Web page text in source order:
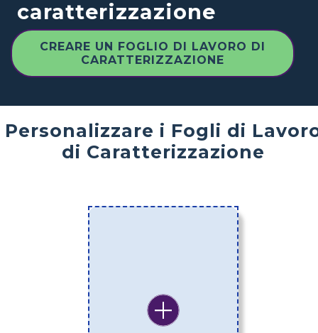
caratterizzazione
CREARE UN FOGLIO DI LAVORO DI
CARATTERIZZAZIONE
Personalizzare i Fogli di
di Caratterizzazione